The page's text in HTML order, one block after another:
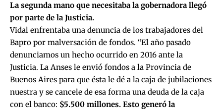
La segunda mano que necesitaba la gobernadora llegó
por parte de la Justicia.
Vidal enfrentaba una denuncia de los trabajadores del
Bapro por malversación de fondos. “El año pasado
denunciamos un hecho ocurrido en 2016 ante la
Justicia. La Anses le envió fondos a la Provincia de
Buenos Aires para que ésta le dé a la caja de jubilaciones
nuestra y se cancele de esa forma una deuda de la caja
con el banco: $5.500 millones. Esto generó la